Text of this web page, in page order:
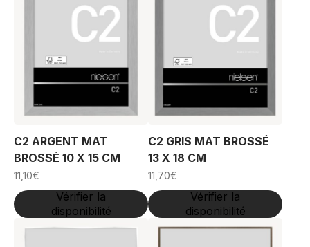
C2 ARGENT MAT
BROSSÉ 10 X 15 CM
11,10€
Vérifier la
disponibilité
C2 GRIS MAT BROSSÉ
13 X 18 CM
11,70€
Vérifier la
disponibilité